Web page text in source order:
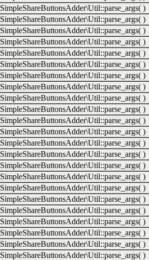
SimpleShareButtonsAdder\Util::parse_args( )
SimpleShareButtonsAdder\Util::parse_args( )
SimpleShareButtonsAdder\Util::parse_args( )
SimpleShareButtonsAdder\Util::parse_args( )
SimpleShareButtonsAdder\Util::parse_args( )
SimpleShareButtonsAdder\Util::parse_args( )
SimpleShareButtonsAdder\Util::parse_args( )
SimpleShareButtonsAdder\Util::parse_args( )
SimpleShareButtonsAdder\Util::parse_args( )
SimpleShareButtonsAdder\Util::parse_args( )
SimpleShareButtonsAdder\Util::parse_args( )
SimpleShareButtonsAdder\Util::parse_args( )
SimpleShareButtonsAdder\Util::parse_args( )
SimpleShareButtonsAdder\Util::parse_args( )
SimpleShareButtonsAdder\Util::parse_args( )
SimpleShareButtonsAdder\Util::parse_args( )
SimpleShareButtonsAdder\Util::parse_args( )
SimpleShareButtonsAdder\Util::parse_args( )
SimpleShareButtonsAdder\Util::parse_args( )
SimpleShareButtonsAdder\Util::parse_args( )
SimpleShareButtonsAdder\Util::parse_args( )
SimpleShareButtonsAdder\Util::parse_args( )
SimpleShareButtonsAdder\Util::parse_args( )